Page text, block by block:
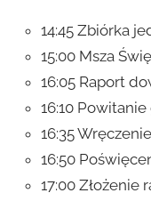
14:45 Zbiórka
15:00 Msza
16:05 Raport
16:10
16:35
16:50
17:00 Złożenie